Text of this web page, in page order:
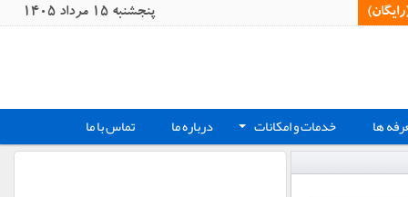
پنجشنبه 15 مرداد 1405
ها + خدمات و امکانات درباره ما تماس با ما